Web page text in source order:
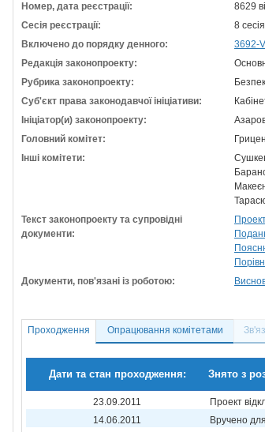
Номер, дата реєстрації:
8629
Сесія реєстрації:
8
Включено до порядку денного:
3692-VI
Редакція законопроекту:
Рубрика законопроекту:
Суб'єкт права законодавчої ініціативи:
Ініціатор(и) законопроекту:
Головний комітет:
Інші комітети:
Текст законопроекту та супровідні
документи:
Документи, пов'язані із роботою:
Проходження Опрацювання комітетами
Дати та стан проходження: Знято з
23.09.2011
Проект
14.06.2011
Вручено